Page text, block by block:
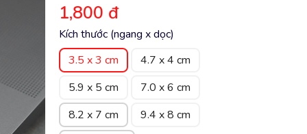
1,800 đ
Kích thước (ngang x dọc)
3.5 x 3 cm
4.7 x 4 cm
5.9 x 5 cm
7.0 x 6 cm
8.2 x 7 cm
9.4 x 8 cm